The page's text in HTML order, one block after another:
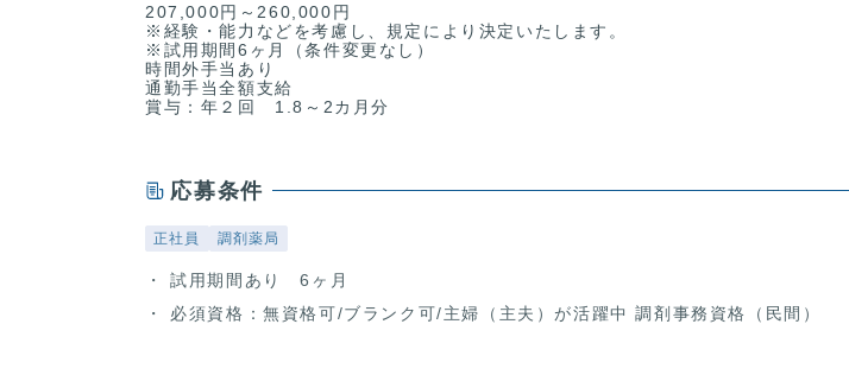
207,000円～260,000円
※経験・能力などを考慮し、規定により決定いたします。
※試用期間6ヶ月（条件変更なし）
時間外手当あり
通勤手当全額支給
賞与：年２回 1.8～2カ月分
応募条件
正社員 調剤薬局
試用期間あり 6ヶ月
必須資格：無資格可/ブランク可/主婦（主夫）が活躍中 調剤事務資格（民間）